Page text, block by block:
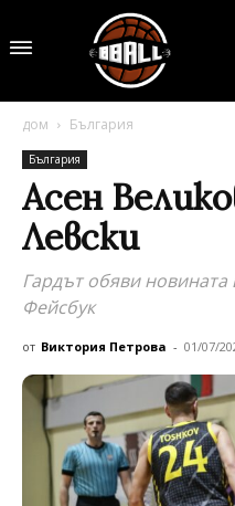
дом България
България
Асен
Левски
Гардът обяви
Фейсбук
от Виктория Петрова - 01/07/